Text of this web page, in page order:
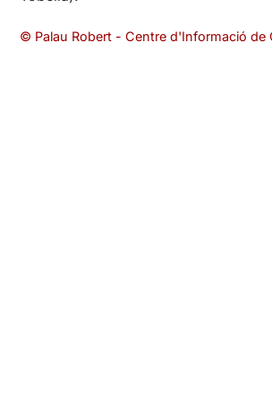
© Palau Robert - Centre d'Informació de